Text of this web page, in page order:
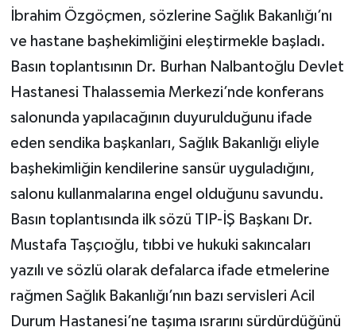
İbrahim Özgöçmen, sözlerine Sağlık Bakanlığı’nı
ve hastane başhekimliğini eleştirmekle başladı.
Basın toplantısının Dr. Burhan Nalbantoğlu Devlet
Hastanesi Thalassemia Merkezi’nde konferans
salonunda yapılacağının duyurulduğunu ifade
eden sendika başkanları, Sağlık Bakanlığı eliyle
başhekimliğin kendilerine sansür uyguladığını,
salonu kullanmalarına engel olduğunu savundu.
Basın toplantısında ilk sözü TIP-İŞ Başkanı Dr.
Mustafa Taşçıoğlu, tıbbi ve hukuki sakıncaları
yazılı ve sözlü olarak defalarca ifade etmelerine
rağmen Sağlık Bakanlığı’nın bazı servisleri Acil
Durum Hastanesi’ne taşıma ısrarını sürdürdüğünü